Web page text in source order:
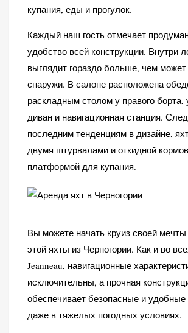
купания, еды и прогулок.
Каждый наш гость отмечает
удобство всей конструкции. Внутри
выглядит гораздо больше, чем может
снаружи. В салоне расположена
раскладным столом у правого
диван и навигационная станция.
последним тенденциям в дизайне,
двумя штурвалами и откидной
платформой для купания.
Вы можете начать круиз своей
этой яхты из Черногории. Как и во
Jeanneau, навигационные
исключительны, а прочная
обеспечивает безопасные и
даже в тяжелых погодных условиях.